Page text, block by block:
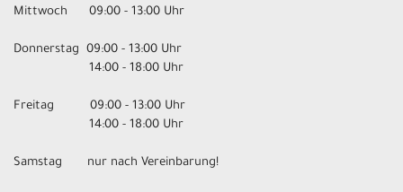
Mittwoch 09:00 - 13:00 Uhr
Donnerstag 09:00 - 13:00 Uhr
14:00 - 18:00 Uhr
Freitag 09:00 - 13:00 Uhr
14:00 - 18:00 Uhr
Samstag nur nach Vereinbarung!